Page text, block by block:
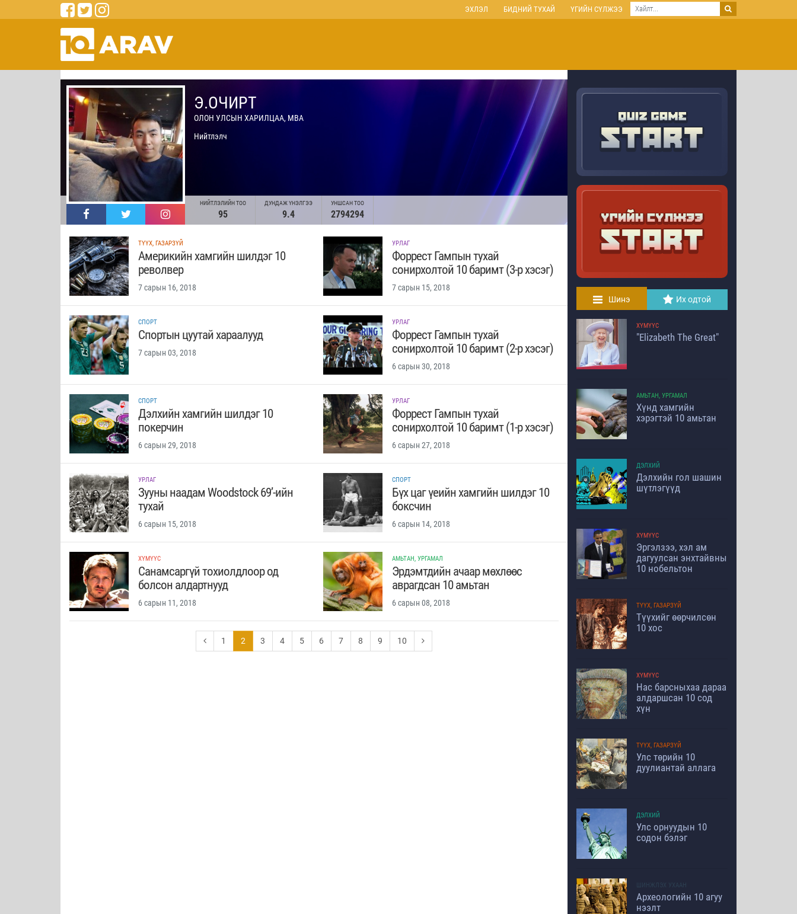
ЭХЛЭЛ БИДНИЙ ТУХАЙ ҮГИЙН СҮЛЖЭЭ
Э.ОЧИРТ
ОЛОН УЛСЫН ХАРИЛЦАА, MBA
Нийтлэлч
НИЙТЛЭЛИЙН ТОО
95
ДУНДАЖ ҮНЭЛГЭЭ
9.4
УНШСАН ТОО
2794294
ТҮҮХ, ГАЗАРЗҮЙ
Америкийн хамгийн шилдэг 10
револвер
7 сарын 16, 2018
УРЛАГ
Форрест Гампын тухай
сонирхолтой 10 баримт (3-р хэсэг)
7 сарын 15, 2018
СПОРТ
Спортын цуутай хараалууд
7 сарын 03, 2018
УРЛАГ
Форрест Гампын тухай
сонирхолтой 10 баримт (2-р хэсэг)
6 сарын 30, 2018
СПОРТ
Дэлхийн хамгийн шилдэг 10
покерчин
6 сарын 29, 2018
УРЛАГ
Форрест Гампын тухай
сонирхолтой 10 баримт (1-р хэсэг)
6 сарын 27, 2018
УРЛАГ
Зууны наадам Woodstock 69’-ийн
тухай
6 сарын 15, 2018
СПОРТ
Бүх цаг үеийн хамгийн шилдэг 10
боксчин
6 сарын 14, 2018
ХҮМҮҮС
Санамсаргүй тохиолдлоор од
болсон алдартнууд
6 сарын 11, 2018
АМЬТАН, УРГАМАЛ
Эрдэмтдийн ачаар мөхлөөс
аврагдсан 10 амьтан
6 сарын 08, 2018
1 2 3 4 5 6 7 8 9 10
Шинэ Их одтой
ХҮМҮҮС
"Elizabeth The Great"
АМЬТАН, УРГАМАЛ
Хүнд хамгийн
хэрэгтэй 10 амьтан
ДЭЛХИЙ
Дэлхийн гол шашин
шүтлэгүүд
ХҮМҮҮС
Эргэлзээ, хэл ам
дагуулсан энхтайвны
10 нобельтон
ТҮҮХ, ГАЗАРЗҮЙ
Түүхийг өөрчилсөн
10 хос
ХҮМҮҮС
Нас барсныхаа дараа
алдаршсан 10 сод
хүн
ТҮҮХ, ГАЗАРЗҮЙ
Улс төрийн 10
дуулиантай аллага
ДЭЛХИЙ
Улс орнуудын 10
содон бэлэг
ШИНЖЛЭХ УХААН
Археологийн 10 агуу
нээлт